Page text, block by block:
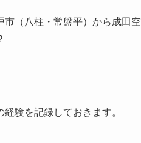
市（八柱・常盤平）から成田
経験を記録しておきます。